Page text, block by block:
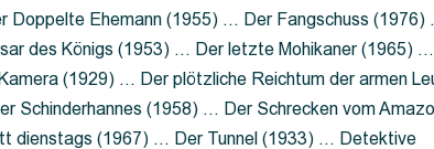
Ehemann (1955) … Der Fangschuss (1976)
des Königs (1953) … Der letzte Mohikaner (1965) …
(1929) … Der plötzliche Reichtum der armen
Schinderhannes (1958) … Der Schrecken vom
dienstags (1967) … Der Tunnel (1933) … Detektive